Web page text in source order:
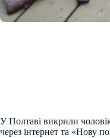
У Полтаві викрили
через інтернет та «Нову